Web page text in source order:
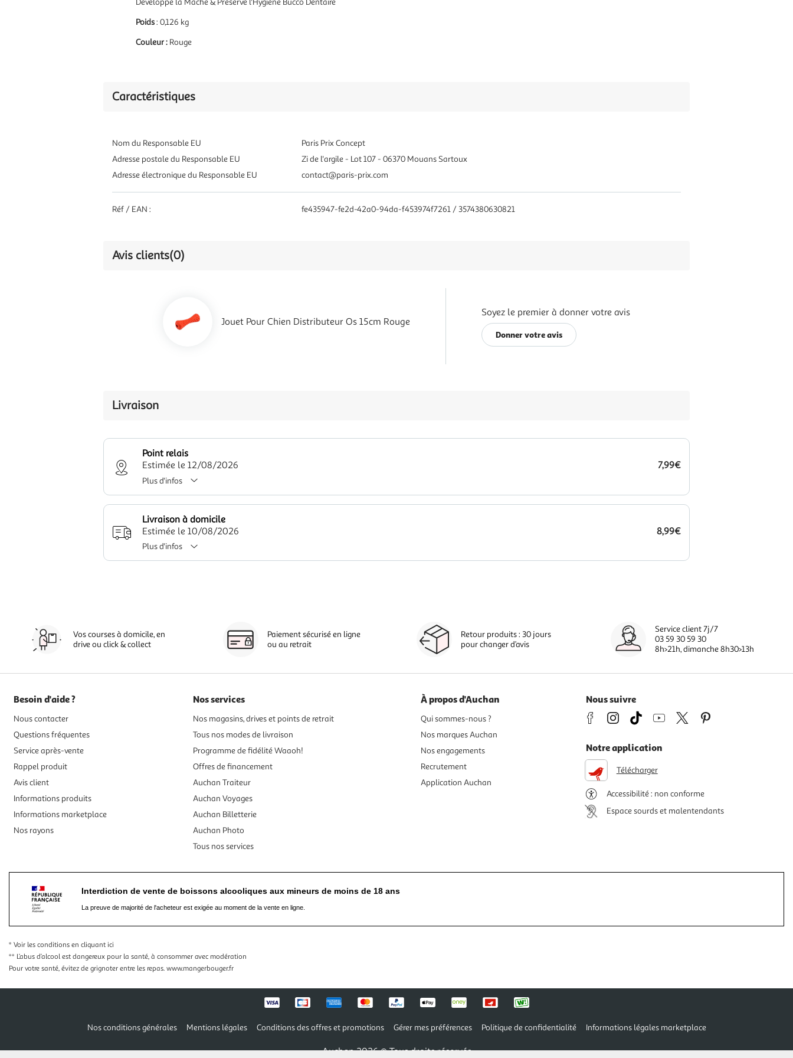
Développe la Mâche & Préserve l'Hygiène Bucco Dentaire
Poids: 0,126 kg
Couleur : Rouge
Caractéristiques
Nom du Responsable EU
Paris Prix Concept
Adresse postale du Responsable EU
Zi de l'argile - Lot 107 - 06370 Mouans Sartoux
Adresse électronique du Responsable EU
contact@paris-prix.com
Réf / EAN : fe435947-fe2d-42a0-94da-f453974f7261 / 3574380630821
Avis clients(0)
Jouet Pour Chien Distributeur Os 15cm Rouge
Soyez le premier à donner votre avis
Donner votre avis
Livraison
Point relais
Estimée le 12/08/2026
7,99€
Plus d'infos
Livraison à domicile
Estimée le 10/08/2026
8,99€
Plus d'infos
Vos courses à domicile, en
drive ou click & collect
Paiement sécurisé en ligne
ou au retrait
Retour produits : 30 jours
pour changer d’avis
Service client 7j/7
03 59 30 59 30
8h>21h, dimanche 8h30>13h
Besoin d'aide ?
Nous contacter
Questions fréquentes
Service après-vente
Rappel produit
Avis client
Informations produits
Informations marketplace
Nos rayons
Nos services
Nos magasins, drives et points de retrait
Tous nos modes de livraison
Programme de fidélité Waaoh!
Offres de financement
Auchan Traiteur
Auchan Voyages
Auchan Billetterie
Auchan Photo
Tous nos services
À propos d'Auchan
Qui sommes-nous ?
Nos marques Auchan
Nos engagements
Recrutement
Application Auchan
Nous suivre
Notre application
Télécharger
Accessibilité : non conforme
Espace sourds et malentendants
Interdiction de vente de boissons alcooliques aux mineurs de moins de 18 ans
La preuve de majorité de l'acheteur est exigée au moment de la vente en ligne.
* Voir les conditions en cliquant ici
** L’abus d’alcool est dangereux pour la santé, à consommer avec modération
Pour votre santé, évitez de grignoter entre les repas. www.mangerbouger.fr
Nos conditions générales Mentions légales Conditions des offres et promotions Gérer mes préférences Politique de confidentialité Informations légales marketplace
Auchan 2026 © Tous droits réservés